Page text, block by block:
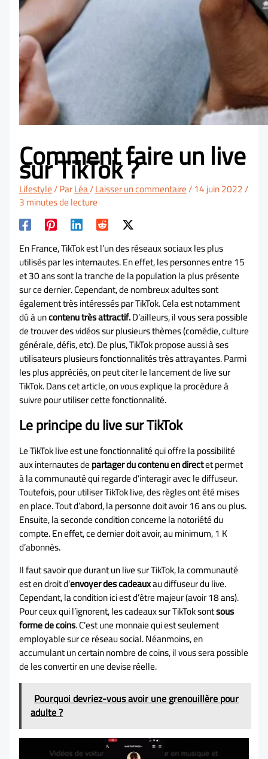
Comment faire un live
sur TikTok ?
Lifestyle/ ParLéa/Laisser un commentaire/14 juin 2022/
3 minutes de lecture
En France, TikTok est l’un des réseaux sociaux les plus
utilisés par les internautes. En effet, les personnes entre 15
et 30 ans sont la tranche de la population la plus présente
sur ce dernier. Cependant, de nombreux adultes sont
également très intéressés par TikTok. Cela est notamment
dû à uncontenu très attractif.D’ailleurs, il vous sera possible
de trouver des vidéos sur plusieurs thèmes (comédie, culture
générale, défis, etc). De plus, TikTok propose aussi à ses
utilisateurs plusieurs fonctionnalités très attrayantes. Parmi
les plus appréciés, on peut citer le lancement de live sur
TikTok. Dans cet article, on vous explique la procédure à
suivre pour utiliser cette fonctionnalité.
Le principe du live sur TikTok
Le TikTok live est une fonctionnalité qui offre la possibilité
aux internautes departager du contenu en directet permet
à la communauté qui regarde d’interagir avec le diffuseur.
Toutefois, pour utiliser TikTok live, des règles ont été mises
en place. Tout d’abord, la personne doit avoir 16 ans ou plus.
Ensuite, la seconde condition concerne la notoriété du
compte. En effet, ce dernier doit avoir, au minimum, 1 K
d’abonnés.
Il faut savoir que durant un live sur TikTok, la communauté
est en droit d’envoyer des cadeauxau diffuseur du live.
Cependant, la condition ici est d’être majeur (avoir 18 ans).
Pour ceux qui l’ignorent, les cadeaux sur TikTok sontsous
forme de coins. C’est une monnaie qui est seulement
employable sur ce réseau social. Néanmoins, en
accumulant un certain nombre de coins, il vous sera possible
de les convertir en une devise réelle.
Pourquoi devriez-vous avoir une grenouillère pour
adulte ?